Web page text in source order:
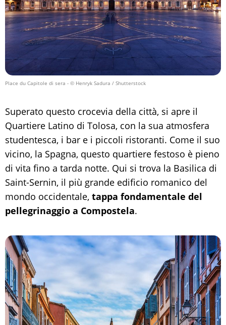
Place du Capitole di sera - © Henryk Sadura / Shutterstock
Superato questo crocevia della città, si apre il
Quartiere Latino di Tolosa, con la sua atmosfera
studentesca, i bar e i piccoli ristoranti. Come il suo
vicino, la Spagna, questo quartiere festoso è pieno
di vita fino a tarda notte. Qui si trova la Basilica di
Saint-Sernin, il più grande edificio romanico del
mondo occidentale, tappa fondamentale del
pellegrinaggio a Compostela.